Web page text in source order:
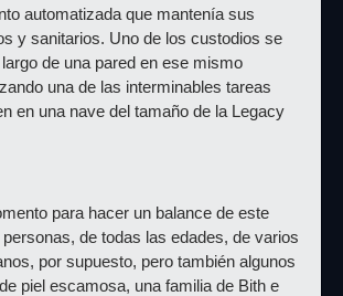
automatizada que mantenía sus
y sanitarios. Uno de los custodios se
de una pared en ese mismo
una de las interminables tareas
en una nave del tamaño de la Legacy
para hacer un balance de este
de todas las edades, de varios
por supuesto, pero también algunos
piel escamosa, una familia de Bith e